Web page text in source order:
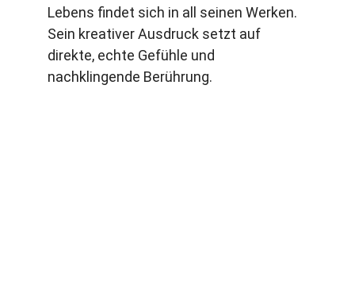
Lebens findet sich in all seinen Werken.
Sein kreativer Ausdruck setzt auf
direkte, echte Gefühle und
nachklingende Berührung.